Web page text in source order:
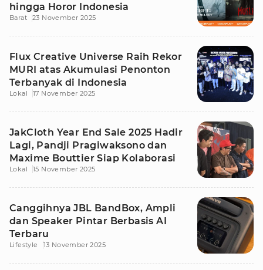
hingga Horor Indonesia
Barat 23 November 2025
Flux Creative Universe Raih Rekor
MURI atas Akumulasi Penonton
Terbanyak di Indonesia
Lokal 17 November 2025
JakCloth Year End Sale 2025 Hadir
Lagi, Pandji Pragiwaksono dan
Maxime Bouttier Siap Kolaborasi
Lokal 15 November 2025
Canggihnya JBL BandBox, Ampli
dan Speaker Pintar Berbasis AI
Terbaru
Lifestyle 13 November 2025